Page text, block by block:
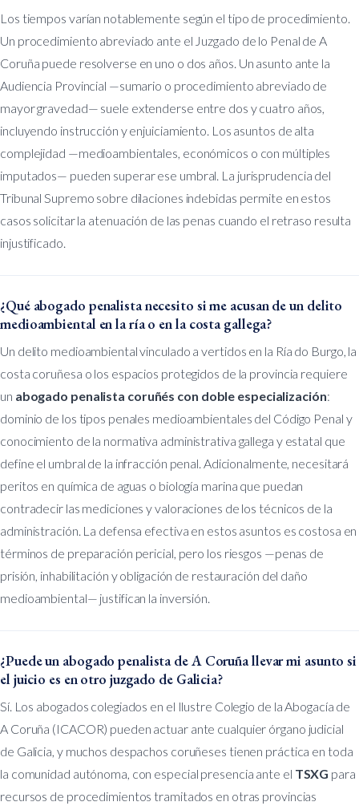
Los tiempos varían notablemente según el tipo de procedimiento.
Un procedimiento abreviado ante el Juzgado de lo Penal de A
Coruña puede resolverse en uno o dos años. Un asunto ante la
Audiencia Provincial —sumario o procedimiento abreviado de
mayor gravedad— suele extenderse entre dos y cuatro años,
incluyendo instrucción y enjuiciamiento. Los asuntos de alta
complejidad —medioambientales, económicos o con múltiples
imputados— pueden superar ese umbral. La jurisprudencia del
Tribunal Supremo sobre dilaciones indebidas permite en estos
casos solicitar la atenuación de las penas cuando el retraso resulta
injustificado.
¿Qué abogado penalista necesito si me acusan de un delito
medioambiental en la ría o en la costa gallega?
Un delito medioambiental vinculado a vertidos en la Ría do Burgo, la
costa coruñesa o los espacios protegidos de la provincia requiere
un abogado penalista coruñés con doble especialización:
dominio de los tipos penales medioambientales del Código Penal y
conocimiento de la normativa administrativa gallega y estatal que
define el umbral de la infracción penal. Adicionalmente, necesitará
peritos en química de aguas o biología marina que puedan
contradecir las mediciones y valoraciones de los técnicos de la
administración. La defensa efectiva en estos asuntos es costosa en
términos de preparación pericial, pero los riesgos —penas de
prisión, inhabilitación y obligación de restauración del daño
medioambiental— justifican la inversión.
¿Puede un abogado penalista de A Coruña llevar mi asunto si
el juicio es en otro juzgado de Galicia?
Sí. Los abogados colegiados en el Ilustre Colegio de la Abogacía de
A Coruña (ICACOR) pueden actuar ante cualquier órgano judicial
de Galicia, y muchos despachos coruñeses tienen práctica en toda
la comunidad autónoma, con especial presencia ante el TSXG para
recursos de procedimientos tramitados en otras provincias